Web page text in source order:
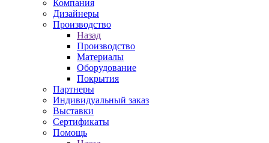
Компания
Дизайнеры
Производство
Назад
Производство
Материалы
Оборудование
Покрытия
Партнеры
Индивидуальный заказ
Выставки
Сертификаты
Помощь